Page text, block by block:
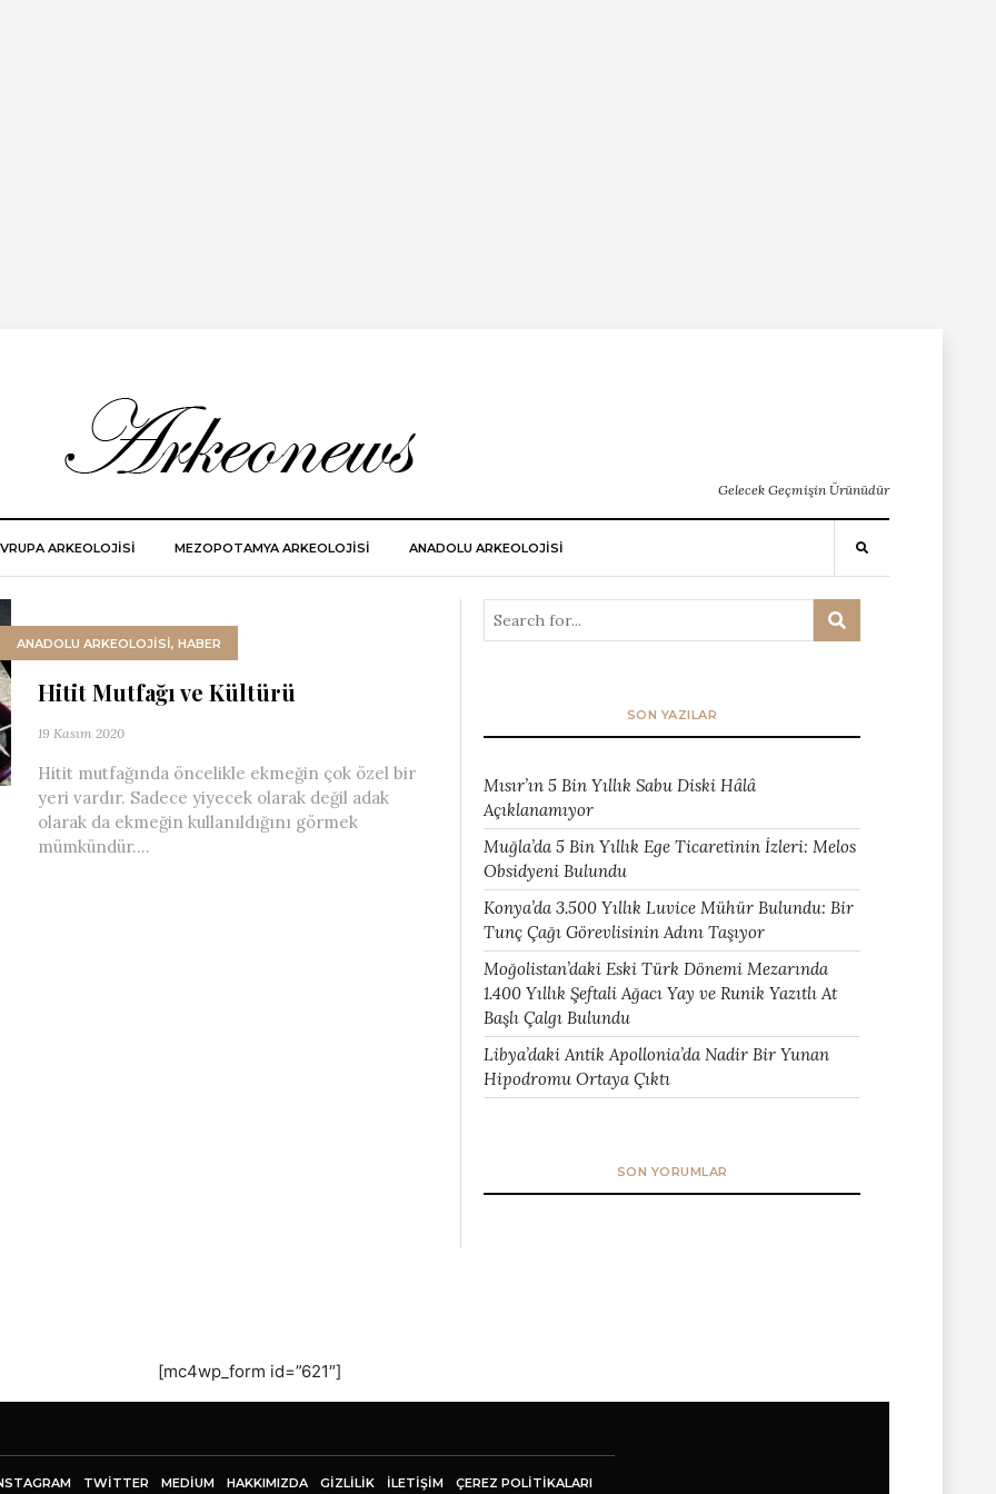
Gelecek Geçmişin Ürünüdür
ARKEOLOJISI MEZOPOTAMYA ARKEOLOJISI ANADOLU ARKEOLOJİSİ
ANADOLU ARKEOLOJİSİ, HABER
Hitit Mutfağı ve Kültürü
19 Kasım 2020
Hitit mutfağında öncelikle ekmeğin çok özel bir
yeri vardır. Sadece yiyecek olarak değil adak
olarak da ekmeğin kullanıldığını görmek
mümkündür....
SON YAZILAR
Mısır’ın 5 Bin Yıllık Sabu Diski Hâlâ
Açıklanamıyor
Muğla’da 5 Bin Yıllık Ege Ticaretinin İzleri: Melos
Obsidyeni Bulundu
Konya’da 3.500 Yıllık Luvice Mühür Bulundu: Bir
Tunç Çağı Görevlisinin Adını Taşıyor
Moğolistan’daki Eski Türk Dönemi Mezarında
1.400 Yıllık Şeftali Ağacı Yay ve Runik Yazıtlı At
Başlı Çalgı Bulundu
Libya’daki Antik Apollonia’da Nadir Bir Yunan
Hipodromu Ortaya Çıktı
SON YORUMLAR
[mc4wp_form id=”621″]
TWITTER MEDIUM HAKKIMIZDA GİZLİLİK İLETIŞIM ÇEREZ POLITIKALARI